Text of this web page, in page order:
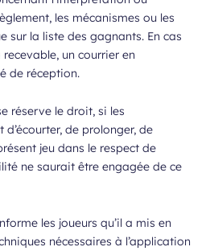
les mécanismes ou les
sur la liste des gagnants. En cas
un courrier en
de réception.
réserve le droit, si les
de prolonger, de
jeu dans le respect de
ne saurait être engagée de ce
les joueurs qu’il a mis en
nécessaires à l’application